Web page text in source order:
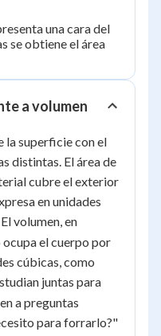
una cara del
se obtiene el área
a volumen
la superficie con el
distintas. El área de
cubre el exterior
en unidades
volumen, en
el cuerpo por
cúbicas, como
juntas para
a preguntas
para forrarlo?"